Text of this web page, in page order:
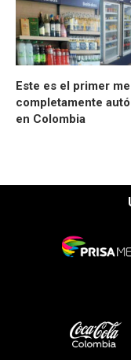
Este es el primer
completamente
en Colombia